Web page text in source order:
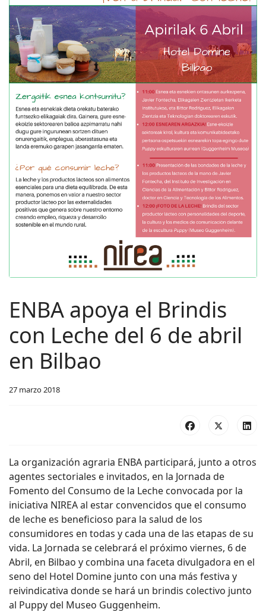
ENBA apoya el Brindis
con Leche del 6 de abril
en Bilbao
27 marzo 2018
La organización agraria ENBA participará, junto a otros
agentes sectoriales e invitados, en la Jornada de
Fomento del Consumo de la Leche convocada por la
iniciativa NIREA al estar convencidos que el consumo
de leche es beneficioso para la salud de los
consumidores en todas y cada una de las etapas de su
vida. La Jornada se celebrará el próximo viernes, 6 de
Abril, en Bilbao y combina una faceta divulgadora en el
seno del Hotel Domine junto con una más festiva y
reivindicativa donde se hará un brindis colectivo junto
al Puppy del Museo Guggenheim.